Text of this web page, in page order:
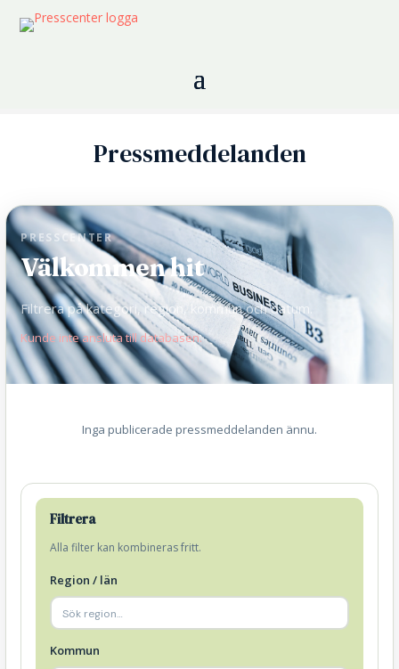
Pressmeddelanden
PRESSCENTER
Välkommen hit
Filtrera på kategori, region, kommun och datum.
Kunde inte ansluta till databasen.
Inga publicerade pressmeddelanden ännu.
Filtrera
Alla filter kan kombineras fritt.
Region / län
Kommun